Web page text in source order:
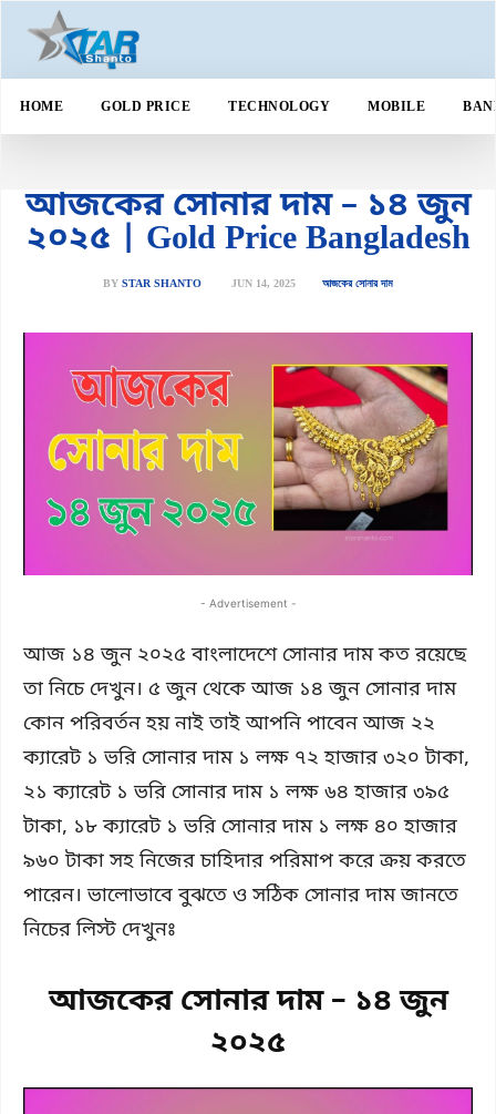
HOME GOLD PRICE TECHNOLOGY MOBILE
আজকের সোনার দাম – ১৪ জুন
২০২৫ | Gold Price Bangladesh
BY STAR SHANTO JUN 14, 2025 আজকের সোনার দাম
- Advertisement -
আজ ১৪ জুন ২০২৫ বাংলাদেশে সোনার দাম কত রয়েছে
তা নিচে দেখুন। ৫ জুন থেকে আজ ১৪ জুন সোনার দাম
কোন পরিবর্তন হয় নাই তাই আপনি পাবেন আজ ২২
ক্যারেট ১ ভরি সোনার দাম ১ লক্ষ ৭২ হাজার ৩২০ টাকা,
২১ ক্যারেট ১ ভরি সোনার দাম ১ লক্ষ ৬৪ হাজার ৩৯৫
টাকা, ১৮ ক্যারেট ১ ভরি সোনার দাম ১ লক্ষ ৪০ হাজার
৯৬০ টাকা সহ নিজের চাহিদার পরিমাপ করে ক্রয় করতে
পারেন। ভালোভাবে বুঝতে ও সঠিক সোনার দাম জানতে
নিচের লিস্ট দেখুনঃ
আজকের সোনার দাম – ১৪ জুন
২০২৫